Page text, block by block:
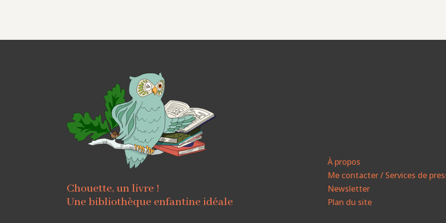
Chouette, un livre !
Une bibliothèque enfantine idéale
À propos
Me contacter / Services de
Newsletter
Plan du site